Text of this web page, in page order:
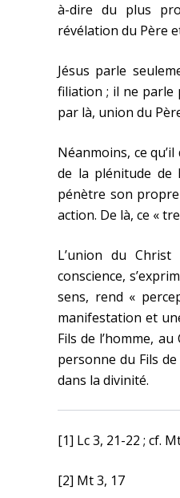
à-dire du plus
révélation du Père
Jésus parle
filiation ; il ne parle
par là, union du
Néanmoins, ce
de la plénitude de
pénètre son
action. De là, ce «
L’union du
conscience,
sens, rend «
manifestation et
Fils de l’homme,
personne du Fils
dans la divinité.
[1] Lc 3, 21-22 ; cf.
[2] Mt 3, 17